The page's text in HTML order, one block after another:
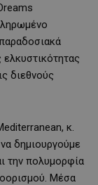
διεθνούς
κ.
δημιουργούμε
την πολυμορφία
Μέσα